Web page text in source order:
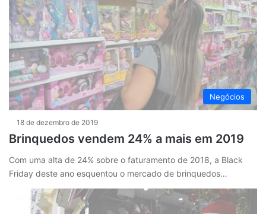
Negócios
18 de dezembro de 2019
Brinquedos vendem 24% a mais em 2019
Com uma alta de 24% sobre o faturamento de 2018, a Black
Friday deste ano esquentou o mercado de brinquedos…